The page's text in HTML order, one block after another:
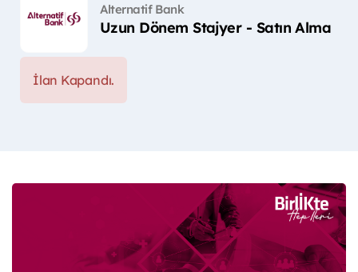
Alternatif Bank
Uzun Dönem Stajyer - Satın Alma
İlan Kapandı.